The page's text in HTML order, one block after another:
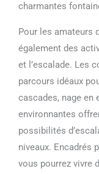
charmantes
Pour les amateurs
également des
et l’escalade. Les
parcours idéaux
cascades, nage en
environnantes
possibilités
niveaux. Encadrés
vous pourrez vivre